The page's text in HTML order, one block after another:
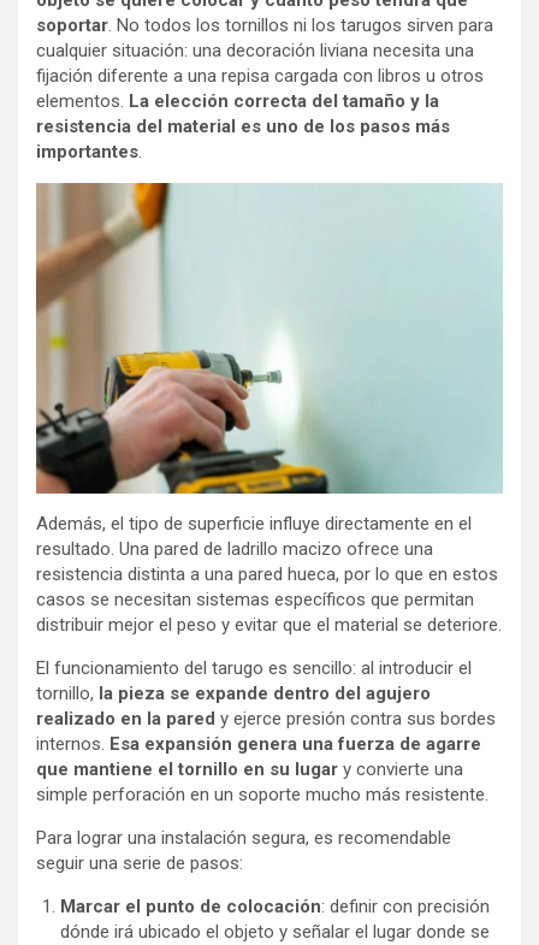
soportar. No todos los tornillos ni los tarugos sirven para
cualquier situación: una decoración liviana necesita una
fijación diferente a una repisa cargada con libros u otros
elementos. La elección correcta del tamaño y la
resistencia del material es uno de los pasos más
importantes.
Además, el tipo de superficie influye directamente en el
resultado. Una pared de ladrillo macizo ofrece una
resistencia distinta a una pared hueca, por lo que en estos
casos se necesitan sistemas específicos que permitan
distribuir mejor el peso y evitar que el material se deteriore.
El funcionamiento del tarugo es sencillo: al introducir el
tornillo, la pieza se expande dentro del agujero
realizado en la pared y ejerce presión contra sus bordes
internos. Esa expansión genera una fuerza de agarre
que mantiene el tornillo en su lugar y convierte una
simple perforación en un soporte mucho más resistente.
Para lograr una instalación segura, es recomendable
seguir una serie de pasos:
Marcar el punto de colocación: definir con precisión
dónde irá ubicado el objeto y señalar el lugar donde se